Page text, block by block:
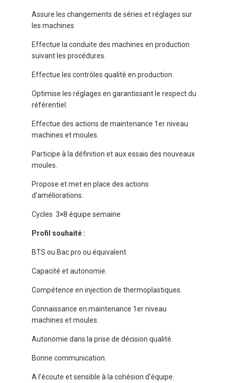
Assure les changements de séries et réglages sur
les machines
Effectue la conduite des machines en production
suivant les procédures.
Effectue les contrôles qualité en production.
Optimise les réglages en garantissant le respect du
référentiel.
Effectue des actions de maintenance 1er niveau
machines et moules.
Participe à la définition et aux essais des nouveaux
moules.
Propose et met en place des actions
d’améliorations.
Cycles 3×8 équipe semaine
Profil souhaité :
BTS ou Bac pro ou équivalent
Capacité et autonomie.
Compétence en injection de thermoplastiques.
Connaissance en maintenance 1er niveau
machines et moules.
Autonomie dans la prise de décision qualité.
Bonne communication.
A l’écoute et sensible à la cohésion d’équipe.